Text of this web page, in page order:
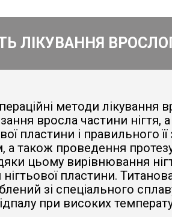
ЛІКУВАННЯ
методи лікування
вросла частини нігтя,
пластини і правильного
а також проведення
цьому вирівнювання
пластини.
зі спеціального
при високих